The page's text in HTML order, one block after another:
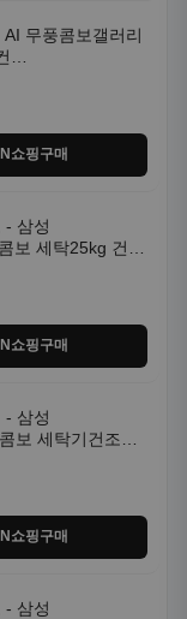
무풍콤보갤러리
함
N쇼핑구매
- 삼성
보 세탁25kg 건조
N쇼핑구매
- 삼성
보 세탁기건조기
N쇼핑구매
- 삼성